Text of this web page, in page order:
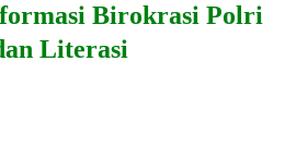
Birokrasi Polri
Literasi